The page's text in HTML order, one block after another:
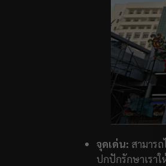
จุดเด่น: สามาร
ปกปักรักษาเรา